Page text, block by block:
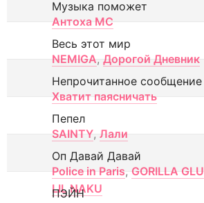
Музыка поможет
Антоха МС
Весь этот мир
NEMIGA, Дорогой Дневник
Непрочитанное сообщение
Хватит паясничать
Пепел
SAINTY, Лали
Оп Давай Давай
Police in Paris, GORILLA GLU
LIL NAKU
ПЭЙН